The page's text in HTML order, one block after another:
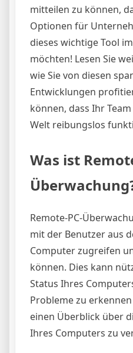
mitteilen zu können,
Optionen für
dieses wichtige Tool
möchten! Lesen Sie
wie Sie von diesen
Entwicklungen
können, dass Ihr
Welt reibungslos
Was ist
Remote-PC-
mit der Benutzer aus
Computer zugreifen
können. Dies kann
Status Ihres
Probleme zu
einen Überblick über
Ihres Computers zu